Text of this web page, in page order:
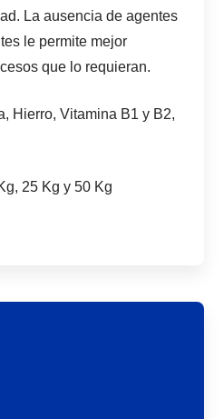
La ausencia de agentes
le permite mejor
que lo requieran.
Hierro, Vitamina B1 y B2,
25 Kg y 50 Kg